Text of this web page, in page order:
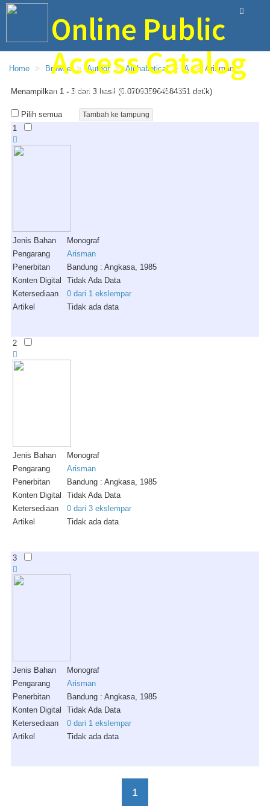
Online Public
Access Catalog
Perpustakaan Bina Ilmu SMAN 1 Trenggalek
Home Browse Author Alphabetical A Arisman
Menampilkan 1 - 3 dari 3 hasil (0.070935964584351 detik)
Pilih semua
1
Jenis Bahan
Monograf
Pengarang
Arisman
Penerbitan
Bandung : Angkasa, 1985
Konten Digital
Tidak Ada Data
Ketersediaan
0 dari 1 ekslempar
Artikel
Tidak ada data
2
Jenis Bahan
Monograf
Pengarang
Arisman
Penerbitan
Bandung : Angkasa, 1985
Konten Digital
Tidak Ada Data
Ketersediaan
0 dari 3 ekslempar
Artikel
Tidak ada data
3
Jenis Bahan
Monograf
Pengarang
Arisman
Penerbitan
Bandung : Angkasa, 1985
Konten Digital
Tidak Ada Data
Ketersediaan
0 dari 1 ekslempar
Artikel
Tidak ada data
1